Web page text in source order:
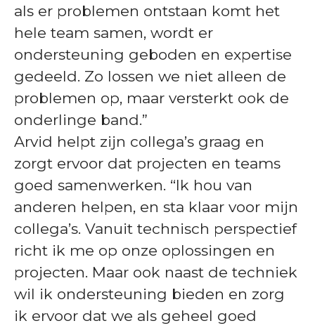
als er problemen ontstaan komt het
hele team samen, wordt er
ondersteuning geboden en expertise
gedeeld. Zo lossen we niet alleen de
problemen op, maar versterkt ook de
onderlinge band.”
Arvid helpt zijn collega’s graag en
zorgt ervoor dat projecten en teams
goed samenwerken. “Ik hou van
anderen helpen, en sta klaar voor mijn
collega’s. Vanuit technisch perspectief
richt ik me op onze oplossingen en
projecten. Maar ook naast de techniek
wil ik ondersteuning bieden en zorg
ik ervoor dat we als geheel goed